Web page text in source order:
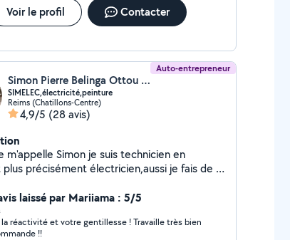
Voir le profil Contacter
Auto-entrepreneur
Simon Pierre Belinga Ottou (Électricien)
SIMELEC,électricité,peinture
Reims (Chatillons-Centre)
4,9/5 (28 avis)
m'appelle Simon je suis technicien en
précisément électricien,aussi je fais de la
disposition pour satisfaire vos attentes et
idées
laissé par Mariiama : 5/5
réactivité et votre gentillesse ! Travaille très bien
!!